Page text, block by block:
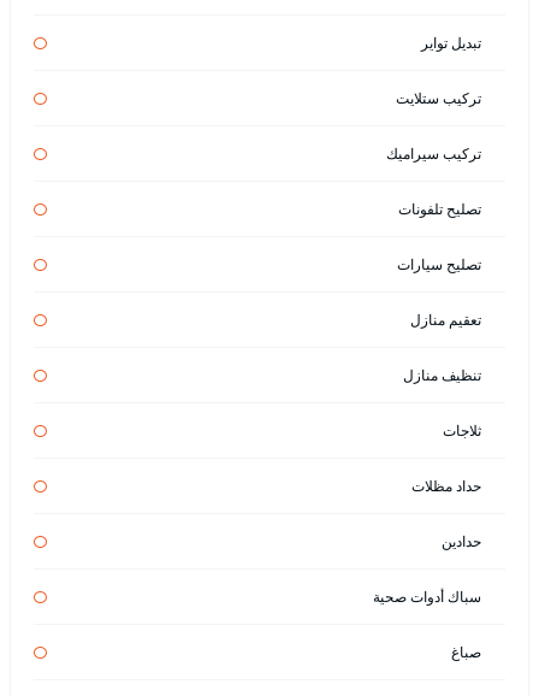
تبديل تواير
تركيب ستلايت
تركيب سيراميك
تصليح تلفونات
تصليح سيارات
تعقيم منازل
تنظيف منازل
ثلاجات
حداد مظلات
حدادين
سباك أدوات صحية
صباغ